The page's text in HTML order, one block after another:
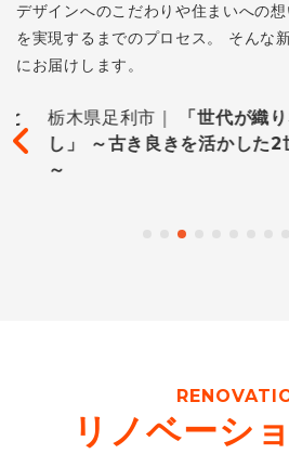
デザインへのこだわりや住まいへの
を実現するまでのプロセス。
そんな
にお届けします。
栃木県足利市｜
「世代が織
し」 ～古き良きを活かした2
～
リノベーシ